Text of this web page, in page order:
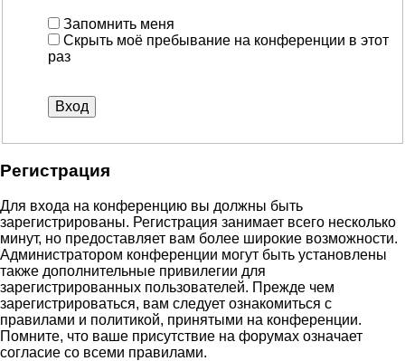
Запомнить меня
Скрыть моё пребывание на конференции в этот
раз
Регистрация
Для входа на конференцию вы должны быть
зарегистрированы. Регистрация занимает всего несколько
минут, но предоставляет вам более широкие возможности.
Администратором конференции могут быть установлены
также дополнительные привилегии для
зарегистрированных пользователей. Прежде чем
зарегистрироваться, вам следует ознакомиться с
правилами и политикой, принятыми на конференции.
Помните, что ваше присутствие на форумах означает
согласие со всеми правилами.